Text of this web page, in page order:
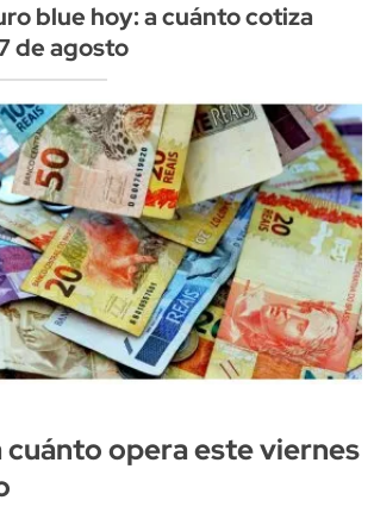
blue hoy: a cuánto cotiza
de agosto
cuánto opera este viernes